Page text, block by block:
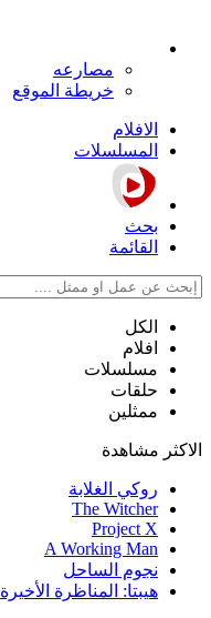
مصارعه
خريطة الموقع
الافلام
المسلسلات
بحث
القائمة
الكل
افلام
مسلسلات
حلقات
ممثلين
الاكثر مشاهدة
روكي الغلابة
The Witcher
Project X
A Working Man
نجوم الساحل
هيبتا: المناظرة الأخيرة